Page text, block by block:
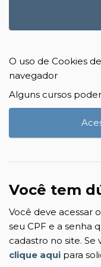
O uso de Cookies
navegador
Alguns cursos
Você tem
Você deve acessar
seu CPF e a senha
cadastro no site. Se
clique aqui para